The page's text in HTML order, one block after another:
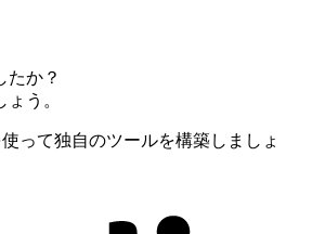
たか？
う。
って独自のツールを構築しましょ